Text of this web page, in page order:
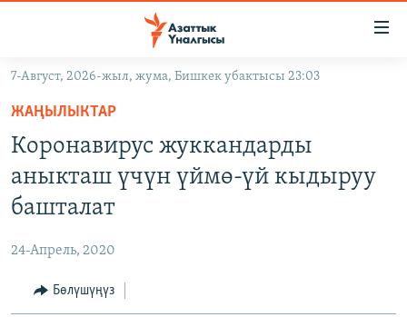
Навигацияга
өтүңүз
Издөөгө
салыңызКЫРГЫЗСТАН
МАДАНИЯТ
ДҮЙНӨ
УКРАИНА
ТВ ПРОГРАММАЛАР
БҮГҮН АЗАТТЫКТА
ПОДКАСТ
7-Август, 2026-жыл, жума, Бишкек убактысы 23:03
ЖАҢЫЛЫКТАР
Коронавирус жуккандарды
аныкташ үчүн үймө-үй кыдыруу
башталат
24-Апрель, 2020
Бөлүшүңүз